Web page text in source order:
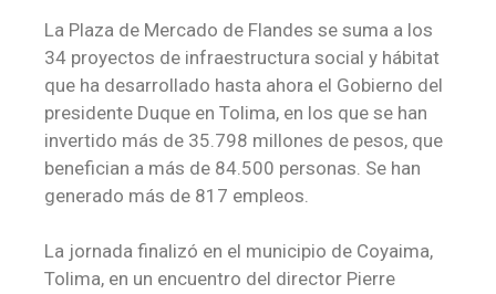
La Plaza de Mercado de Flandes se suma a los
34 proyectos de infraestructura social y hábitat
que ha desarrollado hasta ahora el Gobierno del
presidente Duque en Tolima, en los que se han
invertido más de 35.798 millones de pesos, que
benefician a más de 84.500 personas. Se han
generado más de 817 empleos.
La jornada finalizó en el municipio de Coyaima,
Tolima, en un encuentro del director Pierre